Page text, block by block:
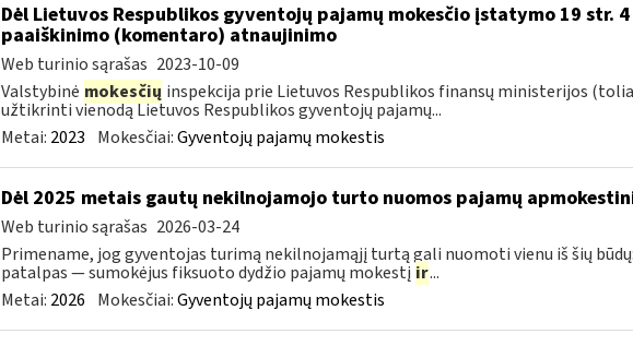
Dėl Lietuvos Respublikos gyventojų pajamų mokesčio įstatymo 19 str.
paaiškinimo (komentaro) atnaujinimo
Web turinio sąrašas 2023-10-09
Valstybinė mokesčių inspekcija prie Lietuvos Respublikos finansų ministerijos
užtikrinti vienodą Lietuvos Respublikos gyventojų pajamų...
Metai: 2023 Mokesčiai:Gyventojų pajamų mokestis
Dėl 2025 metais gautų nekilnojamojo turto nuomos pajamų
Web turinio sąrašas 2026-03-24
Primename, jog gyventojas turimą nekilnojamąjį turtą gali nuomoti vienu iš šių
patalpas — sumokėjus fiksuoto dydžio pajamų mokestį ir...
Metai: 2026 Mokesčiai:Gyventojų pajamų mokestis